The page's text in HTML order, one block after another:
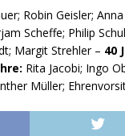
Robin Geisler;
Scheffe; Philip
Margit Strehler – 40
Rita Jacobi; Ingo
Müller;